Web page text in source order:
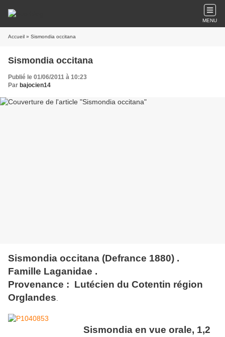
MENU
Accueil » Sismondia occitana
Sismondia occitana
Publié le 01/06/2011 à 10:23
Par bajocien14
Sismondia occitana (Defrance 1880) .
Famille Laganidae .
Provenance : Lutécien du Cotentin région
Orglandes
Sismondia en vue orale, 1,2